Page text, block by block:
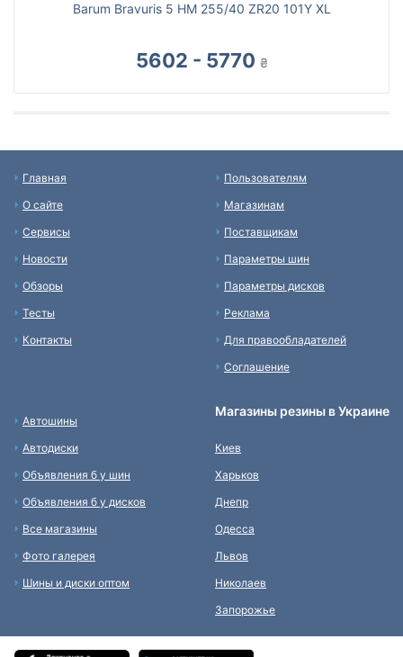
Barum Bravuris 5 HM 255/40 ZR20 101Y XL
5602 - 5770 ₴
Главная
О сайте
Сервисы
Новости
Обзоры
Тесты
Контакты
Пользователям
Магазинам
Поставщикам
Параметры шин
Параметры дисков
Реклама
Для правообладателей
Соглашение
Автошины
Автодиски
Объявления б у шин
Объявления б у дисков
Все магазины
Фото галерея
Шины и диски оптом
Магазины резины в Украине
Киев
Харьков
Днепр
Одесса
Львов
Николаев
Запорожье